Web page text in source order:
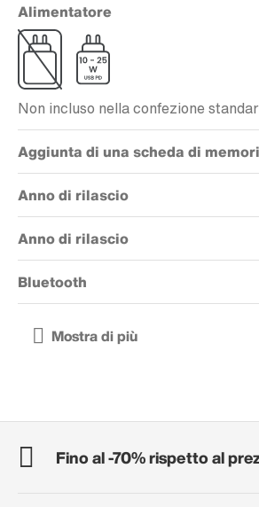
Alimentatore
Non incluso nella confezione
Aggiunta di una scheda di
Anno di rilascio
Anno di rilascio
Bluetooth
Fino al -70% rispetto al